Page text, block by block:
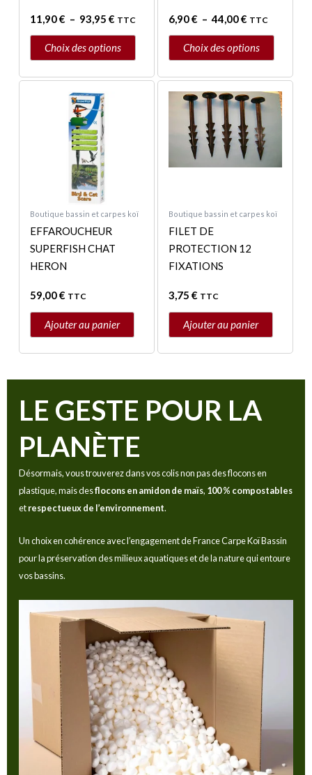
11,90€ – 93,95€ TTC
Choix des options
page
du
produit
6,90€ – 44,00€ TTC
Choix des options
page
du
produit
Boutique bassin et carpes koï
EFFAROUCHEUR
SUPERFISH CHAT
HERON
59,00€ TTC
Ajouter au panier
Boutique bassin et carpes koï
FILET DE
PROTECTION 12
FIXATIONS
3,75 € TTC
Ajouter au panier
LE GESTE POUR LA
PLANÈTE
Désormais, vous trouverez dans vos colis non pas des flocons en
plastique, mais desflocons en amidon de maïs, 100 % compostables
etrespectueux de l’environnement.
Un choix en cohérence avec l’engagement de France Carpe Koï Bassin
pour la préservation des milieux aquatiques et de la nature qui entoure
vos bassins.